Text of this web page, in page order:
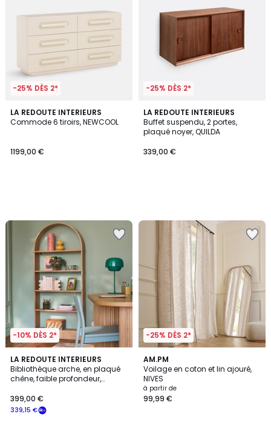
-25% DÈS 2*
LA REDOUTE INTERIEURS
Commode 6 tiroirs, NEWCOOL
1199,00 €
-25% DÈS 2*
LA REDOUTE INTERIEURS
Buffet suspendu, 2 portes,
plaqué noyer, QUILDA
339,00 €
-10% DÈS 2*
LA REDOUTE INTERIEURS
Bibliothèque arche, en plaqué
chêne, faible profondeur,
339,15 €
399,00 €
5
/
5
-25% DÈS 2*
AM.PM
Voilage en coton et lin ajouré,
NIVES
à partir de
99,99 €